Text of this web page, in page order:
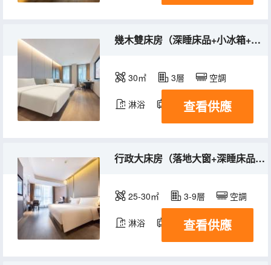
幾木雙床房（深睡床品+小冰箱+輕智能馬桶+智能控制）
30㎡ 3層 空調
淋浴 電視機 冰箱
查看供應
行政大床房（落地大窗+深睡床品+高速吹風機+投屏電視）
25-30㎡ 3-9層 空調
淋浴 電視機
查看供應